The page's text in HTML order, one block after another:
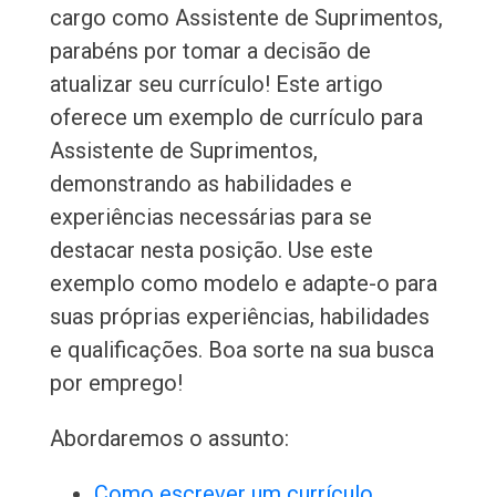
cargo como Assistente de Suprimentos,
parabéns por tomar a decisão de
atualizar seu currículo! Este artigo
oferece um exemplo de currículo para
Assistente de Suprimentos,
demonstrando as habilidades e
experiências necessárias para se
destacar nesta posição. Use este
exemplo como modelo e adapte-o para
suas próprias experiências, habilidades
e qualificações. Boa sorte na sua busca
por emprego!
Abordaremos o assunto: